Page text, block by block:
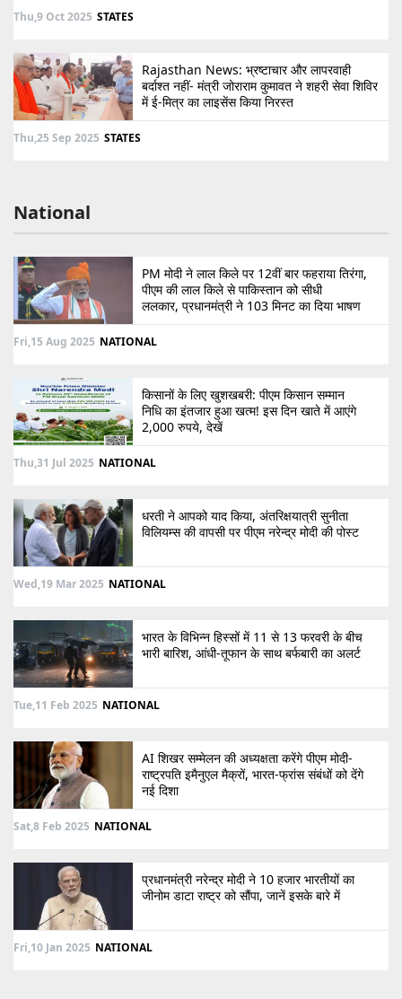
Thu,9 Oct 2025 STATES
Rajasthan News: भ्रष्टाचार और लापरवाही
बर्दाश्त नहीं- मंत्री जोराराम कुमावत ने शहरी सेवा शिविर
में ई-मित्र का लाइसेंस किया निरस्त
Thu,25 Sep 2025 STATES
National
PM मोदी ने लाल किले पर 12वीं बार फहराया तिरंगा,
पीएम की लाल किले से पाकिस्तान को सीधी
ललकार, प्रधानमंत्री ने 103 मिनट का दिया भाषण
Fri,15 Aug 2025 NATIONAL
किसानों के लिए खुशखबरी: पीएम किसान सम्मान
निधि का इंतजार हुआ खत्म! इस दिन खाते में आएंगे
2,000 रुपये, देखें
Thu,31 Jul 2025 NATIONAL
धरती ने आपको याद किया, अंतरिक्षयात्री सुनीता
विलियम्स की वापसी पर पीएम नरेन्द्र मोदी की पोस्ट
Wed,19 Mar 2025 NATIONAL
भारत के विभिन्न हिस्सों में 11 से 13 फरवरी के बीच
भारी बारिश, आंधी-तूफान के साथ बर्फबारी का अलर्ट
Tue,11 Feb 2025 NATIONAL
AI शिखर सम्मेलन की अध्यक्षता करेंगे पीएम मोदी-
राष्ट्रपति इमैनुएल मैक्रों, भारत-फ्रांस संबंधों को देंगे
नई दिशा
Sat,8 Feb 2025 NATIONAL
प्रधानमंत्री नरेन्द्र मोदी ने 10 हजार भारतीयों का
जीनोम डाटा राष्ट्र को सौंपा, जानें इसके बारे में
Fri,10 Jan 2025 NATIONAL